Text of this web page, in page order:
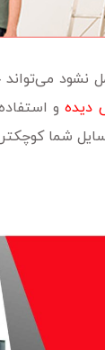
می‌تواند
دیدهو
شما